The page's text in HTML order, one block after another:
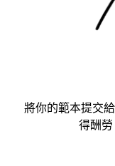
將你的範本提交
得酬